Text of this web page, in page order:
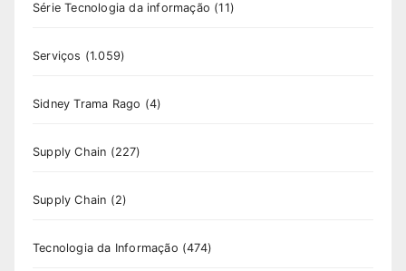
Série Tecnologia da informação (11)
Serviços (1.059)
Sidney Trama Rago (4)
Supply Chain (227)
Supply Chain (2)
Tecnologia da Informação (474)